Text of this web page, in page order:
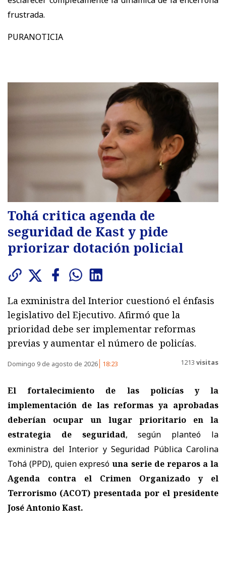
frustrada.
PURANOTICIA
Tohá critica agenda de
seguridad de Kast y pide
priorizar dotación policial
La exministra del Interior cuestionó el énfasis
legislativo del Ejecutivo. Afirmó que la
prioridad debe ser implementar reformas
previas y aumentar el número de policías.
Domingo 9 de agosto de 2026 18:23 1213 visitas
El fortalecimiento de las policías y la
implementación de las reformas ya aprobadas
deberían ocupar un lugar prioritario en la
estrategia de seguridad, según planteó la
exministra del Interior y Seguridad Pública Carolina
Tohá (PPD), quien expresóuna serie de reparos a la
Agenda contra el Crimen Organizado y el
Terrorismo (ACOT) presentada por el presidente
José Antonio Kast.